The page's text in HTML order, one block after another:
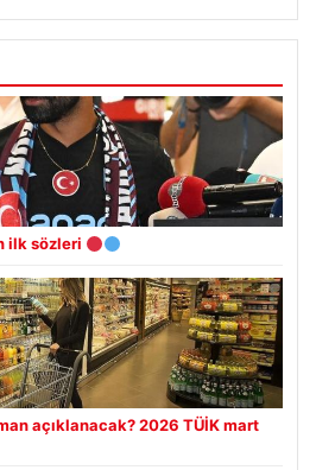
ilk sözleri
açıklanacak? 2026 TÜİK mart